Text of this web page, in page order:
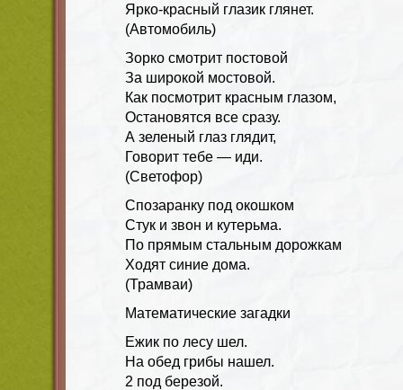
Ярко-красный глазик глянет.
(Автомобиль)
Зорко смотрит постовой
За широкой мостовой.
Как посмотрит красным глазом,
Остановятся все сразу.
А зеленый глаз глядит,
Говорит тебе — иди.
(Светофор)
Спозаранку под окошком
Стук и звон и кутерьма.
По прямым стальным дорожкам
Ходят синие дома.
(Трамваи)
Математические загадки
Ежик по лесу шел.
На обед грибы нашел.
2 под березой.